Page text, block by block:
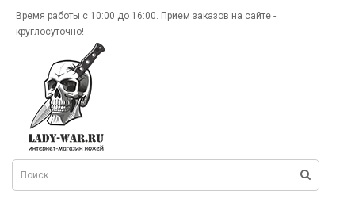
Время работы с 10:00 до 16:00. Прием заказов на сайте -
круглосуточно!